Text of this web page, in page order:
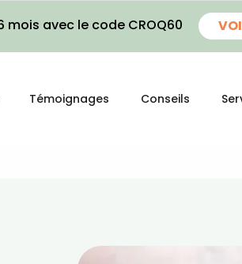
mois avec le code CROQ60
Témoignages Conseils